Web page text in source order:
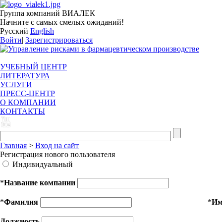
Группа компаний ВИАЛЕК
Начните с самых смелых ожиданий!
Русский English
Войти| Зарегистрироваться
УЧЕБНЫЙ ЦЕНТР
ЛИТЕРАТУРА
УСЛУГИ
ПРЕСС-ЦЕНТР
О КОМПАНИИ
КОНТАКТЫ
Главная > Вход на сайт
Регистрация нового пользователя
Индивидуальный
*Название компании
*Фамилия *